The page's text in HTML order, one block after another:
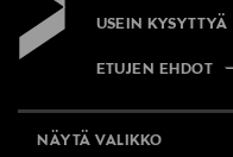
USEIN KYSYTTYÄ
ETUJEN EHDOT
NÄYTÄ VALIKKO